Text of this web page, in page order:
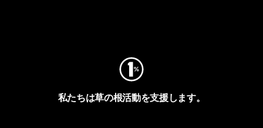
私たちは草の根活動を支援します。